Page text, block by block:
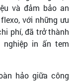
và đảm bảo an
với những ưu
phí, đã trở thành
nghiệp in ấn tem
hảo giữa công